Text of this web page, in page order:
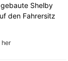
Shelby
den Fahrersitz